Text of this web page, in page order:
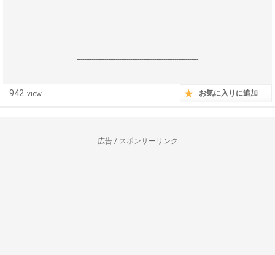
------------------------------------------------------------------
942 view お気に入りに追加
広告 / スポンサーリンク